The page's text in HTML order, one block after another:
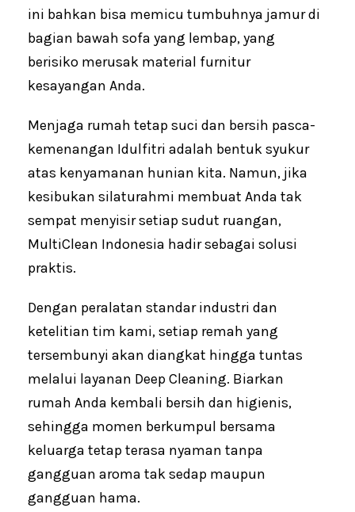
ini bahkan bisa memicu tumbuhnya jamur di
bagian bawah sofa yang lembap, yang
berisiko merusak material furnitur
kesayangan Anda.
Menjaga rumah tetap suci dan bersih pasca-
kemenangan Idulfitri adalah bentuk syukur
atas kenyamanan hunian kita. Namun, jika
kesibukan silaturahmi membuat Anda tak
sempat menyisir setiap sudut ruangan,
MultiClean Indonesia hadir sebagai solusi
praktis.
Dengan peralatan standar industri dan
ketelitian tim kami, setiap remah yang
tersembunyi akan diangkat hingga tuntas
melalui layanan Deep Cleaning. Biarkan
rumah Anda kembali bersih dan higienis,
sehingga momen berkumpul bersama
keluarga tetap terasa nyaman tanpa
gangguan aroma tak sedap maupun
gangguan hama.